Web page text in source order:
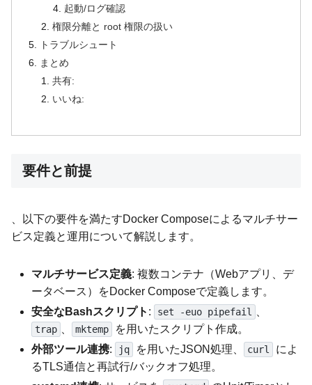
起動/ログ確認
権限分離と root 権限の扱い
トラブルシュート
まとめ
共有:
いいね:
要件と前提
、以下の要件を満たすDocker Composeによるマルチサー
ビス定義と運用について解説します。
マルチサービス定義: 複数コンテナ（Webアプリ、デ
ータベース）をDocker Composeで定義します。
安全なBashスクリプト : set -euo pipefail
trap mktemp
を用いたスクリプト作成。
外部ツール連携: jq を用いたJSON処理、 curl
によ
るTLS通信と再試行/バックオフ処理。